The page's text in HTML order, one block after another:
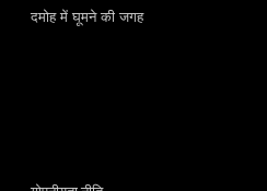
दमोह में घूमने की जगह